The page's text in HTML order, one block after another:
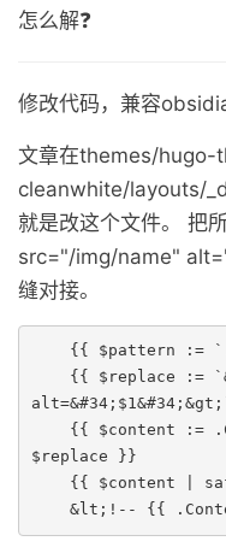
怎么解❓
修改代码，兼容
文章在themes/hugo-
cleanwhite/layouts/
就是改这个文件。 把
src="/img/name"
缝对接。
$replace }}
&lt;!-- {{